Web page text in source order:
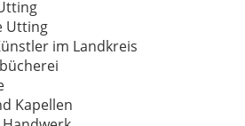
Utting
im Landkreis
Kapellen